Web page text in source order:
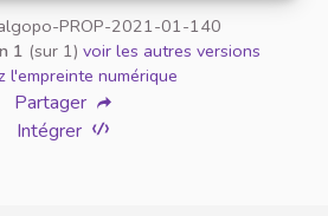
PROP-2021-01-140
1 (sur 1) voir les autres versions
l'empreinte numérique
Partager
Intégrer